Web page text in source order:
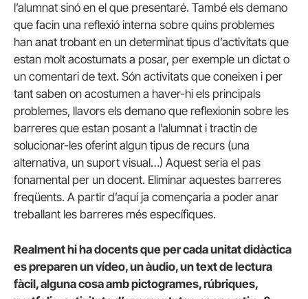
l’alumnat sinó en el que presentaré. També els demano
que facin una reflexió interna sobre quins problemes
han anat trobant en un determinat tipus d’activitats que
estan molt acostumats a posar, per exemple un dictat o
un comentari de text. Són activitats que coneixen i per
tant saben on acostumen a haver-hi els principals
problemes, llavors els demano que reflexionin sobre les
barreres que estan posant a l’alumnat i tractin de
solucionar-les oferint algun tipus de recurs (una
alternativa, un suport visual…) Aquest seria el pas
fonamental per un docent. Eliminar aquestes barreres
freqüents. A partir d’aquí ja començaria a poder anar
treballant les barreres més específiques.
Realment hi ha docents que per cada unitat didàctica
es preparen un vídeo, un àudio, un text de lectura
fàcil, alguna cosa amb pictogrames, rúbriques,